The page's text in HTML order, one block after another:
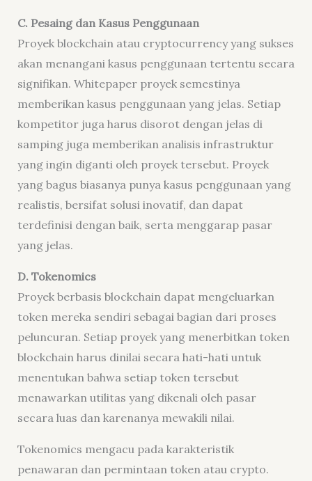
C. Pesaing dan Kasus Penggunaan
Proyek blockchain atau cryptocurrency yang sukses
akan menangani kasus penggunaan tertentu secara
signifikan. Whitepaper proyek semestinya
memberikan kasus penggunaan yang jelas. Setiap
kompetitor juga harus disorot dengan jelas di
samping juga memberikan analisis infrastruktur
yang ingin diganti oleh proyek tersebut. Proyek
yang bagus biasanya punya kasus penggunaan yang
realistis, bersifat solusi inovatif, dan dapat
terdefinisi dengan baik, serta menggarap pasar
yang jelas.
D. Tokenomics
Proyek berbasis blockchain dapat mengeluarkan
token mereka sendiri sebagai bagian dari proses
peluncuran. Setiap proyek yang menerbitkan token
blockchain harus dinilai secara hati-hati untuk
menentukan bahwa setiap token tersebut
menawarkan utilitas yang dikenali oleh pasar
secara luas dan karenanya mewakili nilai.
Tokenomics mengacu pada karakteristik
penawaran dan permintaan token atau crypto.